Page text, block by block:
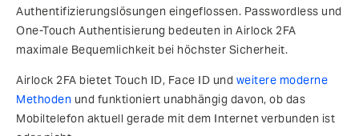
Authentifizierungslösungen eingeflossen. Passwordless und
One-Touch Authentisierung bedeuten in Airlock 2FA
maximale Bequemlichkeit bei höchster Sicherheit.
Airlock 2FA bietet Touch ID, Face ID und weitere moderne
Methoden und funktioniert unabhängig davon, ob das
Mobiltelefon aktuell gerade mit dem Internet verbunden ist